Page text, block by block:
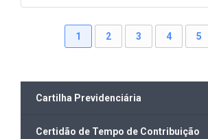
1 2 3 4 5
Cartilha Previdenciária
Certidão de Tempo de Contribuição